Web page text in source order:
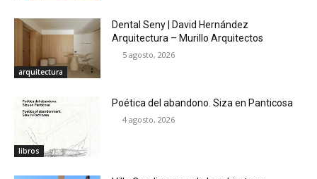
arquitectura
Dental Seny | David Hernández
Arquitectura – Murillo Arquitectos
5 agosto, 2026
libros
Poética del abandono. Siza en Panticosa
4 agosto, 2026